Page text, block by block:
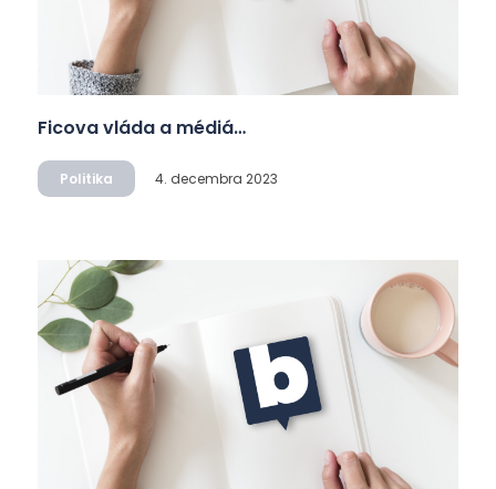
Ficova vláda a médiá…
Politika 4. decembra 2023